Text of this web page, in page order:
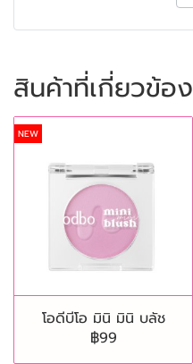
สินค้าที่เกี่ยวข้อง
NEW
โอดีบีโอ มินิ มินิ บลัช
฿99